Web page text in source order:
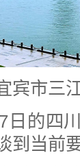
三江
的四川
到当前